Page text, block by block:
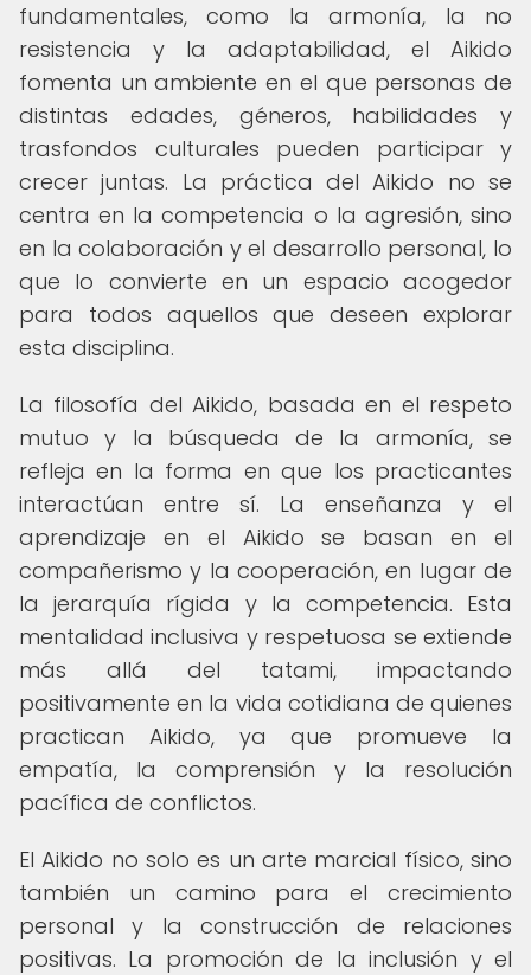
fundamentales, como la armonía, la no
resistencia y la adaptabilidad, el Aikido
fomenta un ambiente en el que personas de
distintas edades, géneros, habilidades y
trasfondos culturales pueden participar y
crecer juntas. La práctica del Aikido no se
centra en la competencia o la agresión, sino
en la colaboración y el desarrollo personal, lo
que lo convierte en un espacio acogedor
para todos aquellos que deseen explorar
esta disciplina.
La filosofía del Aikido, basada en el respeto
mutuo y la búsqueda de la armonía, se
refleja en la forma en que los practicantes
interactúan entre sí. La enseñanza y el
aprendizaje en el Aikido se basan en el
compañerismo y la cooperación, en lugar de
la jerarquía rígida y la competencia. Esta
mentalidad inclusiva y respetuosa se extiende
más allá del tatami, impactando
positivamente en la vida cotidiana de quienes
practican Aikido, ya que promueve la
empatía, la comprensión y la resolución
pacífica de conflictos.
El Aikido no solo es un arte marcial físico, sino
también un camino para el crecimiento
personal y la construcción de relaciones
positivas. La promoción de la inclusión y el